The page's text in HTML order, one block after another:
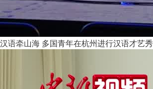
汉语牵山海 多国青年在杭州进行汉语才艺秀